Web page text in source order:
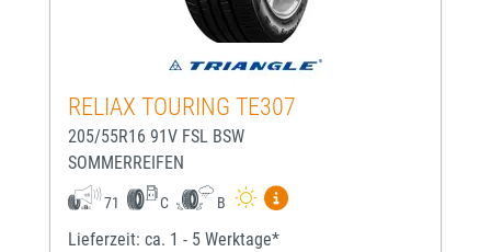
RELIAX TOURING TE307
205/55R16 91V FSL BSW
SOMMERREIFEN
71 C B
Mehr Informationen zum
Lieferzeit: ca. 1 - 5 Werktage*